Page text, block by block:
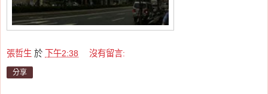
張哲生 於 下午2:38 沒有留言:
分享